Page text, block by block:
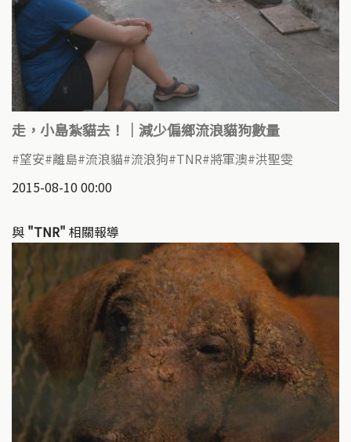
走，小島紮貓去！｜減少偏鄉流浪貓狗數量
望安 離島 流浪貓 流浪狗 TNR 將軍澳 洪聖雯
2015-08-10 00:00
與 "TNR" 相關報導